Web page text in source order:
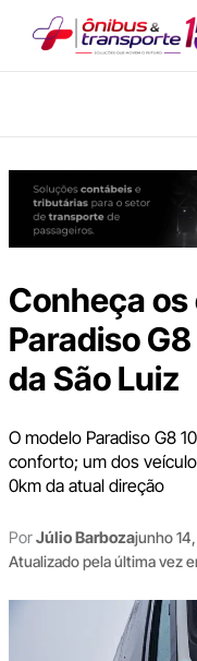
Conheça
Paradiso
da São Luiz
O modelo Paradiso G8
conforto; um dos
0km da atual direção
PorJúlio Barbozajunho
Atualizado pela última vez